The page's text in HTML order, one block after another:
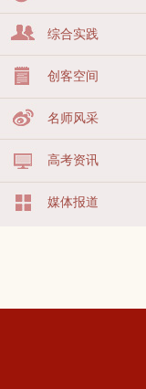
综合实践
创客空间
名师风采
高考资讯
媒体报道